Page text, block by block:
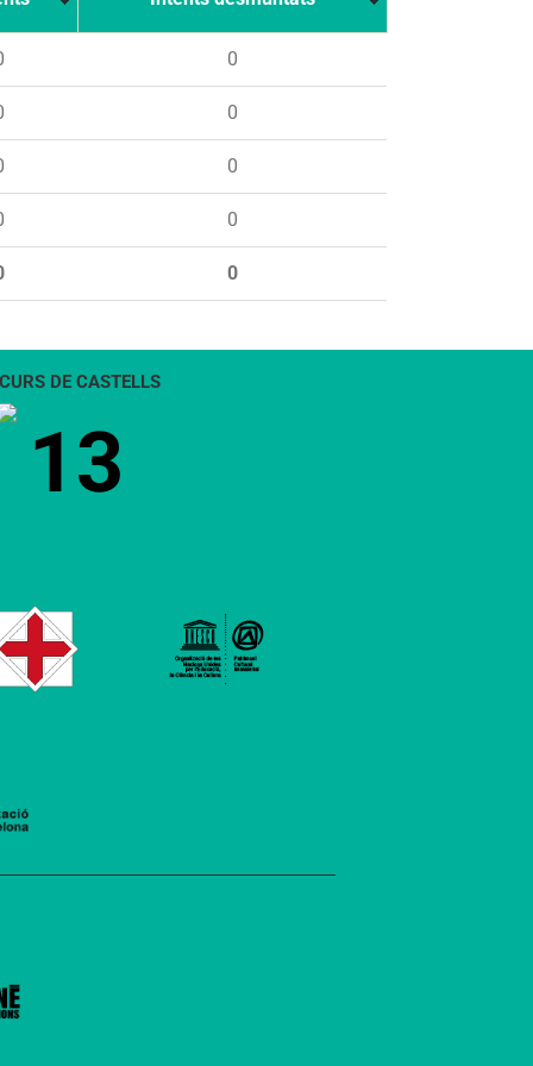
0
0
0
0
0
DE CASTELLS
13